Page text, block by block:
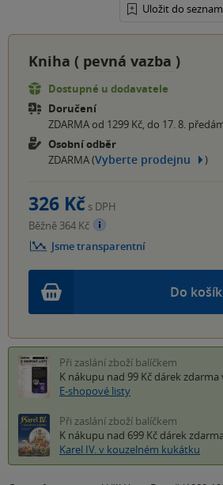
Uložit do
Kniha ( pevná vazba )
Dostupné u dodavatele
Doručení
ZDARMA od 1299 Kč, do 17. 8.
Osobní odběr
ZDARMA (Vyberte prodejnu )
Do
326 Kč s DPH
Běžně 364 Kč
Jsme transparentní
Při zaslání zboží balíčkem
K nákupu nad 99 Kč dárek zdarma
E-shopové listy
Při zaslání zboží balíčkem
K nákupu nad 699 Kč dárek zdarma
Karel IV. v kouzelném kukátku